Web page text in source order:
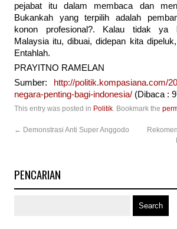
pejabat itu dalam membaca dan
Bukankah yang terpilih adalah
konon profesional?. Kalau tidak ya
Malaysia itu, dibuai, didepan kita
Entahlah.
PRAYITNO RAMELAN
Sumber:
http://politik.kompasiana.com/
negara-penting-bagi-indonesia/ (Dibaca :
This entry was posted in Politik. Bookmark the
← Demonstrasi Anti Super Anggodo
PENCARIAN